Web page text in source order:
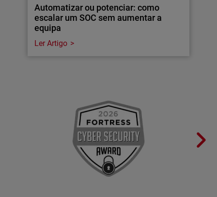
Automatizar ou potenciar: como
escalar um SOC sem aumentar a
equipa
Ler Artigo